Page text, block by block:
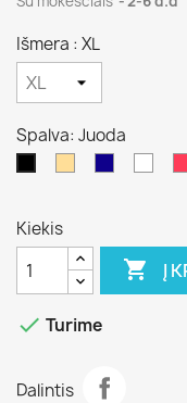
Išmera : XL
Spalva: Juoda
Kiekis
 Į
 Turime
Dalintis